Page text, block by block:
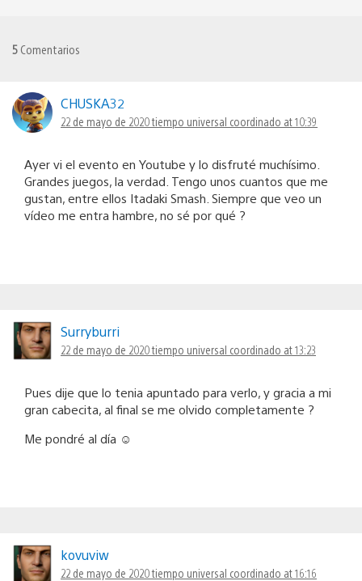
5 Comentarios
CHUSKA32
22 de mayo de 2020 tiempo universal coordinado at 10:39
Ayer vi el evento en Youtube y lo disfruté muchísimo.
Grandes juegos, la verdad. Tengo unos cuantos que me
gustan, entre ellos Itadaki Smash. Siempre que veo un
vídeo me entra hambre, no sé por qué ?
Surryburri
22 de mayo de 2020 tiempo universal coordinado at 13:23
Pues dije que lo tenia apuntado para verlo, y gracia a mi
gran cabecita, al final se me olvido completamente ?
Me pondré al día ☺
kovuviw
22 de mayo de 2020 tiempo universal coordinado at 16:16